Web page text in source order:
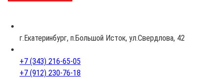
г.Екатеринбург, п.Большой Исток, ул.Свердлова, 42
+7 (343) 216-65-05
+7 (912) 230-76-18